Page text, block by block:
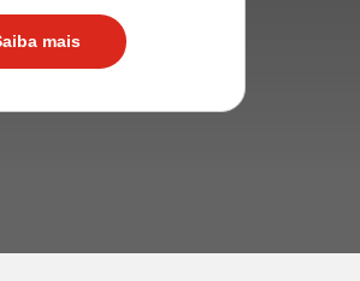
mais